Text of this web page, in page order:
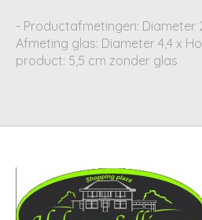
- Productafmetingen: Diameter
Afmeting glas: Diameter 4,4 x
product: 5,5 cm zonder glas